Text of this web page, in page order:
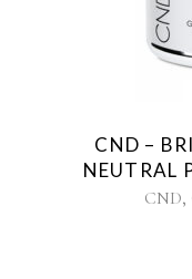
CND –
NEUTRAL
CND,